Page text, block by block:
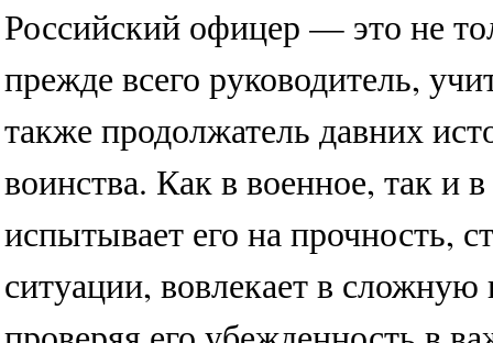
Российский офицер — это не
прежде всего руководитель,
также продолжатель давних
воинства. Как в военное, так и
испытывает его на прочность,
ситуации, вовлекает в